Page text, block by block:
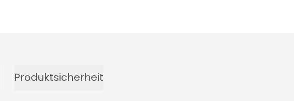
Produktsicherheit